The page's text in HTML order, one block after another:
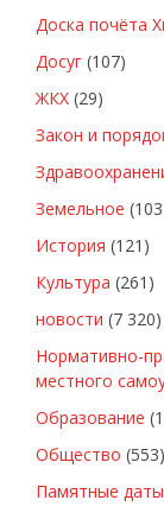
Доска почёта
Досуг (107)
ЖКХ (29)
Закон и
Земельное
История (121)
Культура (261)
новости (7 320)
Нормативно-
местного
Образование
Общество (553)
Памятные даты